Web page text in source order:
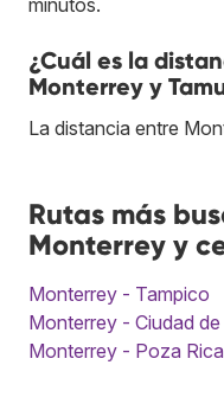
¿Cuál es la
Monterrey y
La distancia entre
Rutas más
Monterrey y
Monterrey - Tampico
Monterrey - Ciudad
Monterrey - Poza Rica